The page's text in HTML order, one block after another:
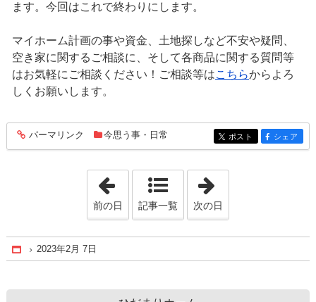
ます。今回はこれで終わりにします。
マイホーム計画の事や資金、土地探しなど不安や疑問、
空き家に関するご相談に、そして各商品に関する質問等
はお気軽にご相談ください！ご相談等はこちらからよろ
しくお願いします。
entry1427
パーマリンク 今思う事・日常 entry1427
ポスト entry1427
シェア
「2023年2月 4日」
前の日 記事一覧 次の日
Home
2023年2月 7日